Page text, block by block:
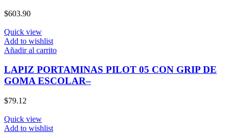
$603.90
Quick view
Add to wishlist
Añadir al carrito
LAPIZ PORTAMINAS PILOT 05 CON GRIP DE
GOMA ESCOLAR–
$79.12
Quick view
Add to wishlist